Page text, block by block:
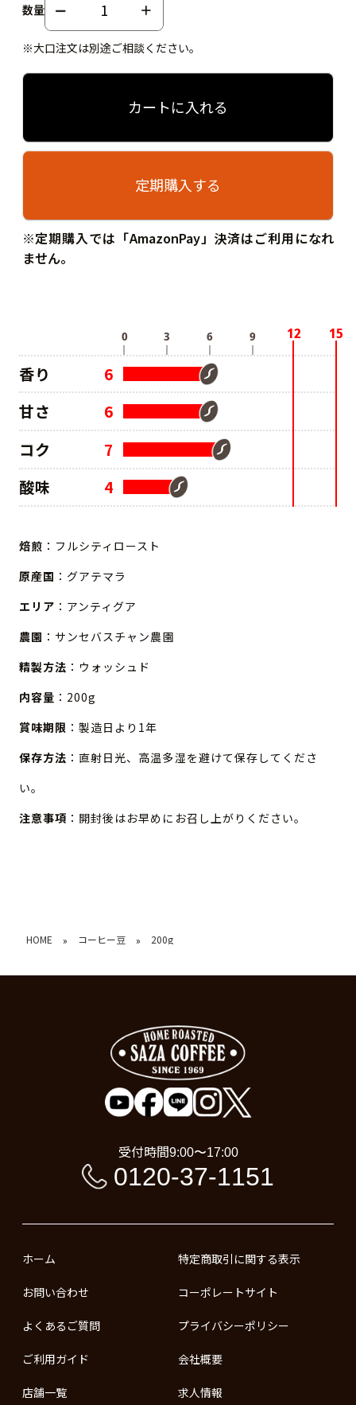
数量
※大口注文は別途ご相談ください。
カートに入れる
定期購入する
※定期購入では「AmazonPay」決済はご利用になれ
ません。
香り
6
甘さ
6
コク
7
酸味
4
焙煎 ：フルシティロースト
原産国 ：グアテマラ
エリア ：アンティグア
農園 ：サンセバスチャン農園
精製方法 ：ウォッシュド
内容量 ：200g
賞味期限 ：製造日より1年
保存方法 ：直射日光、高温多湿を避けて保存してくださ
い。
注意事項 ：開封後はお早めにお召し上がりください。
HOME » コーヒー豆 » 200g
受付時間9:00〜17:00
0120-37-1151
ホーム
お問い合わせ
よくあるご質問
ご利用ガイド
店舗一覧
特定商取引に関する表示
コーポレートサイト
プライバシーポリシー
会社概要
求人情報